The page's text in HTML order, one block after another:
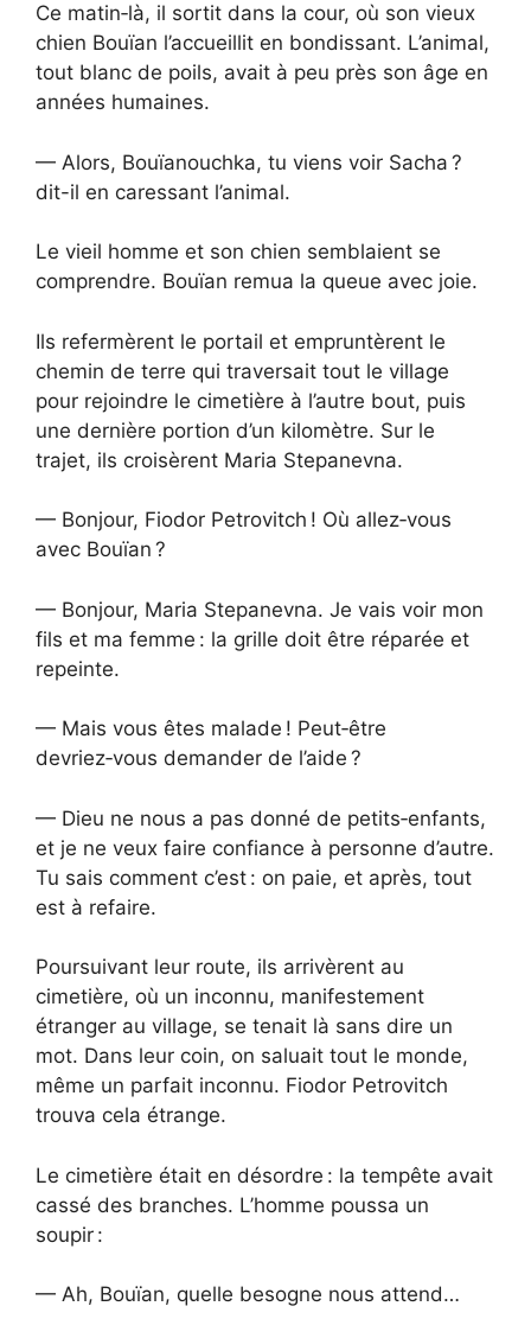
Ce matin‑là, il sortit dans la cour, où son vieux
chien Bouïan l’accueillit en bondissant. L’animal,
tout blanc de poils, avait à peu près son âge en
années humaines.
— Alors, Bouïanouchka, tu viens voir Sacha ?
dit-il en caressant l’animal.
Le vieil homme et son chien semblaient se
comprendre. Bouïan remua la queue avec joie.
Ils refermèrent le portail et empruntèrent le
chemin de terre qui traversait tout le village
pour rejoindre le cimetière à l’autre bout, puis
une dernière portion d’un kilomètre. Sur le
trajet, ils croisèrent Maria Stepanevna.
— Bonjour, Fiodor Petrovitch ! Où allez‑vous
avec Bouïan ?
— Bonjour, Maria Stepanevna. Je vais voir mon
fils et ma femme : la grille doit être réparée et
repeinte.
— Mais vous êtes malade ! Peut‑être
devriez‑vous demander de l’aide ?
— Dieu ne nous a pas donné de petits‑enfants,
et je ne veux faire confiance à personne d’autre.
Tu sais comment c’est : on paie, et après, tout
est à refaire.
Poursuivant leur route, ils arrivèrent au
cimetière, où un inconnu, manifestement
étranger au village, se tenait là sans dire un
mot. Dans leur coin, on saluait tout le monde,
même un parfait inconnu. Fiodor Petrovitch
trouva cela étrange.
Le cimetière était en désordre : la tempête avait
cassé des branches. L’homme poussa un
soupir :
— Ah, Bouïan, quelle besogne nous attend…